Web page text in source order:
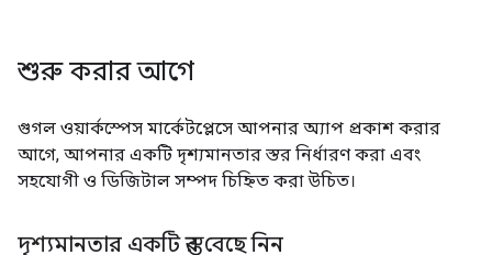
শুরু করার আগে
গুগল ওয়ার্কস্পেস মার্কেটপ্লেসে আপনার অ্যাপ প্রকাশ করার
আগে, আপনার একটি দৃশ্যমানতার স্তর নির্ধারণ করা এবং
সহযোগী ও ডিজিটাল সম্পদ চিহ্নিত করা উচিত।
দৃশ্যমানতার একটি স্তর বেছে নিন